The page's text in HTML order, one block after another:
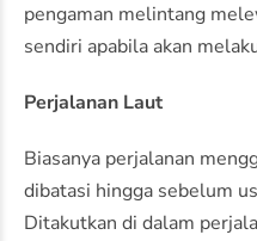
pengaman melintang
sendiri apabila akan
Perjalanan Laut
Biasanya perjalanan
dibatasi hingga sebelum
Ditakutkan di dalam